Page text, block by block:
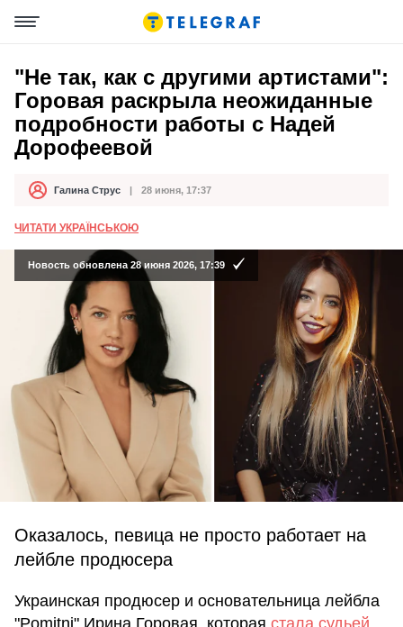
"Не так, как с другими артистами":
Горовая раскрыла неожиданные
подробности работы с Надей
Дорофеевой
АвторГалина Струс
Дата публикации 28 июня, 17:37
ЧИТАТИ УКРАЇНСЬКОЮ
Новость обновлена 28 июня 2026, 17:39
Оказалось, певица не просто работает на
лейбле продюсера
Украинская продюсер и основательница лейбла
"Pomitni" Ирина Горовая, которая стала судьей